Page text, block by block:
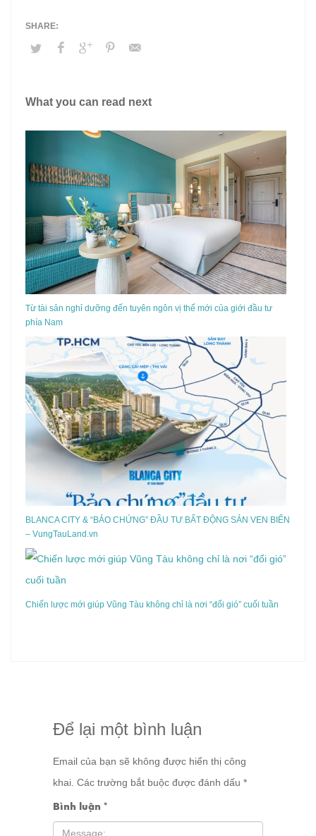
What you can read next
Từ tài sản nghỉ dưỡng đến tuyên ngôn vị thế mới của giới đầu tư
phía Nam
BLANCA CITY & “BẢO CHỨNG” ĐẦU TƯ BẤT ĐỘNG SẢN VEN BIỂN
– VungTauLand.vn
Chiến lược mới giúp Vũng Tàu không chỉ là nơi “đổi gió” cuối tuần
Để lại một bình luận
Email của bạn sẽ không được hiển thị công
khai. Các trường bắt buộc được đánh dấu *
Bình luận *